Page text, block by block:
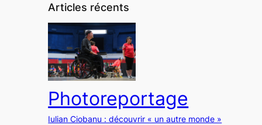
Articles récents
Photoreportage
Iulian Ciobanu : découvrir « un autre monde »